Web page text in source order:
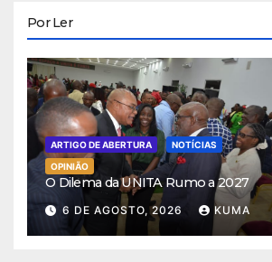
Por Ler
ARTIGO DE ABERTURA
NOTÍCIAS
OPINIÃO
O Dilema da UNITA Rumo a 2027
6 DE AGOSTO, 2026 KUMA